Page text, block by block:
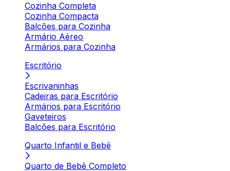
Cozinha Completa
Cozinha Compacta
Balcões para Cozinha
Armário Aéreo
Armários para Cozinha
Escritório
Escrivaninhas
Cadeiras para Escritório
Armários para Escritório
Gaveteiros
Balcões para Escritório
Quarto Infantil e Bebê
Quarto de Bebê Completo